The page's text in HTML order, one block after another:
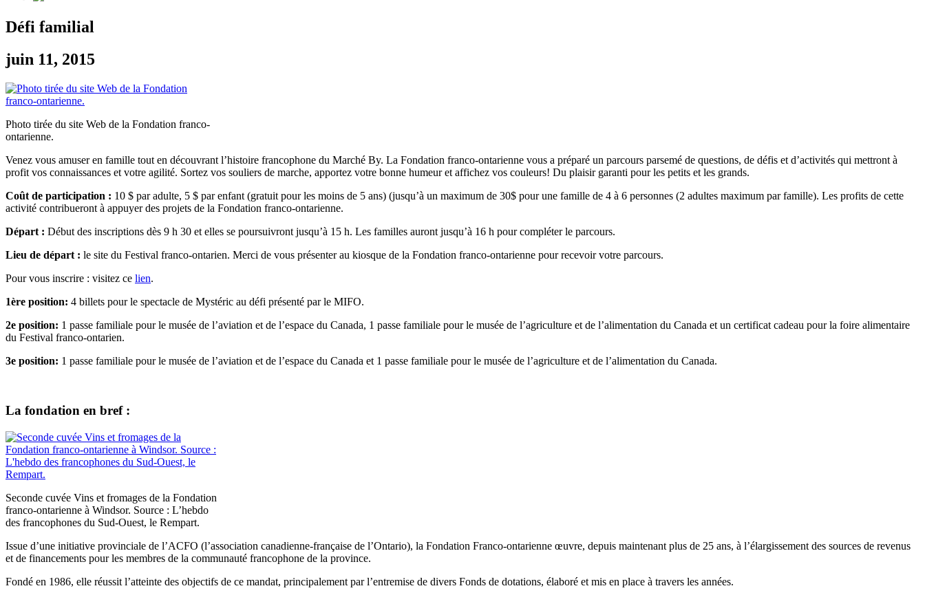
Défi familial
juin 11, 2015
Photo tirée du site Web de la Fondation franco-
ontarienne.
Venez vous amuser en famille tout en découvrant l’histoire francophone du Marché By. La Fondation franco-ontarienne vous a préparé un parcours parsemé de questions, de défis et d’activités qui mettront à
profit vos connaissances et votre agilité. Sortez vos souliers de marche, apportez votre bonne humeur et affichez vos couleurs! Du plaisir garanti pour les petits et les grands.
Coût de participation : 10 $ par adulte, 5 $ par enfant (gratuit pour les moins de 5 ans) (jusqu’à un maximum de 30$ pour une famille de 4 à 6 personnes (2 adultes maximum par famille). Les profits de cette
activité contribueront à appuyer des projets de la Fondation franco-ontarienne.
Départ : Début des inscriptions dès 9 h 30 et elles se poursuivront jusqu’à 15 h. Les familles auront jusqu’à 16 h pour compléter le parcours.
Lieu de départ : le site du Festival franco-ontarien. Merci de vous présenter au kiosque de la Fondation franco-ontarienne pour recevoir votre parcours.
Pour vous inscrire : visitez ce lien.
1ère position: 4 billets pour le spectacle de Mystéric au défi présenté par le MIFO.
2e position: 1 passe familiale pour le musée de l’aviation et de l’espace du Canada, 1 passe familiale pour le musée de l’agriculture et de l’alimentation du Canada et un certificat cadeau pour la foire alimentaire
du Festival franco-ontarien.
3e position: 1 passe familiale pour le musée de l’aviation et de l’espace du Canada et 1 passe familiale pour le musée de l’agriculture et de l’alimentation du Canada.
La fondation en bref :
Seconde cuvée Vins et fromages de la Fondation
franco-ontarienne à Windsor. Source : L’hebdo
des francophones du Sud-Ouest, le Rempart.
Issue d’une initiative provinciale de l’ACFO (l’association canadienne-française de l’Ontario), la Fondation Franco-ontarienne œuvre, depuis maintenant plus de 25 ans, à l’élargissement des sources de revenus
et de financements pour les membres de la communauté francophone de la province.
Fondé en 1986, elle réussit l’atteinte des objectifs de ce mandat, principalement par l’entremise de divers Fonds de dotations, élaboré et mis en place à travers les années.